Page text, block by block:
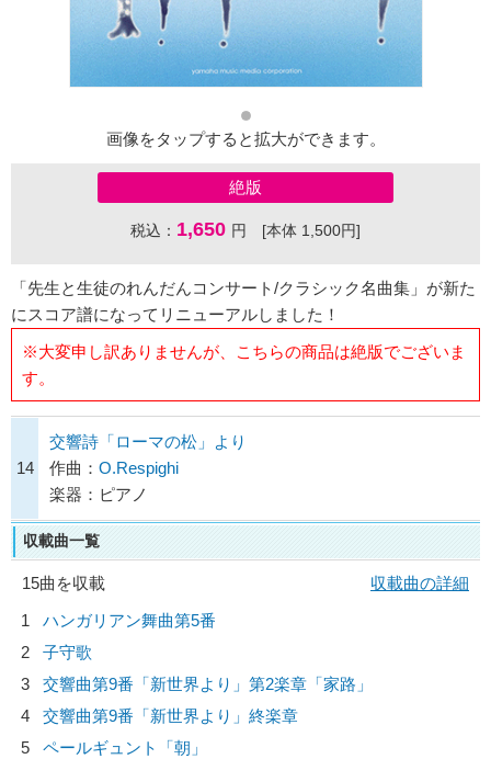
画像をタップすると拡大ができます。
絶版
税込： 1,650 円 [本体 1,500円]
「先生と生徒のれんだんコンサート/クラシック名曲集」が新た
にスコア譜になってリニューアルしました！
※大変申し訳ありませんが、こちらの商品は絶版でございま
す。
14
交響詩「ローマの松」より
作曲： O.Respighi
楽器：ピアノ
収載曲一覧
15曲を収載
収載曲の詳細
1
ハンガリアン舞曲第5番
2
子守歌
3
交響曲第9番「新世界より」第2楽章「家路」
4
交響曲第9番「新世界より」終楽章
5
ペールギュント「朝」